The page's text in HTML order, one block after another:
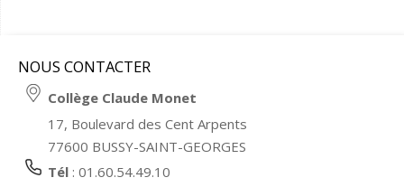
NOUS CONTACTER
Collège Claude Monet
17, Boulevard des Cent Arpents
77600 BUSSY-SAINT-GEORGES
Tél : 01.60.54.49.10